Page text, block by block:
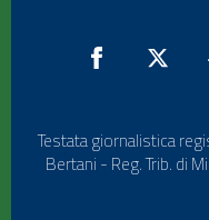
Testata giornalistica
Bertani - Reg. Trib. di